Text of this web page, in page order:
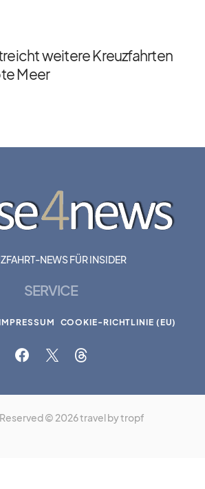
weitere Kreuzfahrten
Meer
NEWS FÜR INSIDER
SERVICE
IMPRESSUM COOKIE-RICHTLINIE (EU)
Reserved © 2026 travel by tropf